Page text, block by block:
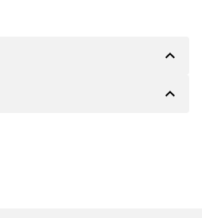
expand_less
Der Inhaber wird Ihnen
expand_less